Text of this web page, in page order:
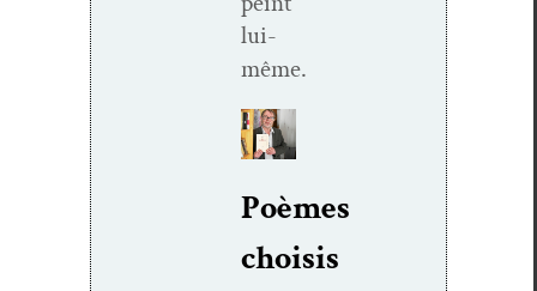
lui-
même.
Poèmes
choi­sis